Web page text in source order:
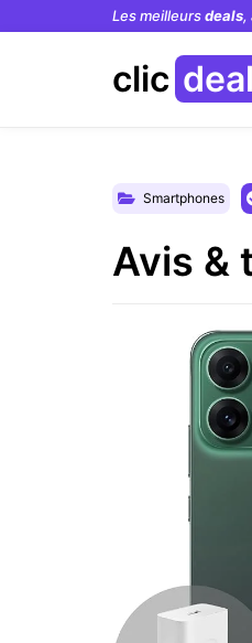
Les meilleursdeals,
clic deal
Smartphones
Avis &